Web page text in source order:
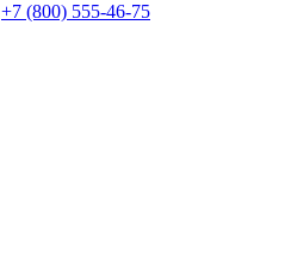
+7 (800) 555-46-75